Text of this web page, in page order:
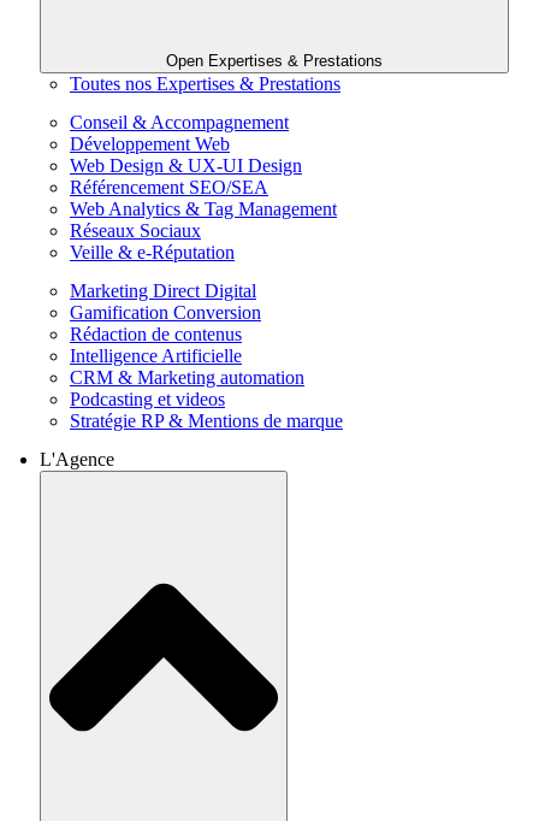
Open Expertises & Prestations
Toutes nos Expertises & Prestations
Conseil & Accompagnement
Développement Web
Web Design & UX-UI Design
Référencement SEO/SEA
Web Analytics & Tag Management
Réseaux Sociaux
Veille & e-Réputation
Marketing Direct Digital
Gamification Conversion
Rédaction de contenus
Intelligence Artificielle
CRM & Marketing automation
Podcasting et videos
Stratégie RP & Mentions de marque
L'Agence